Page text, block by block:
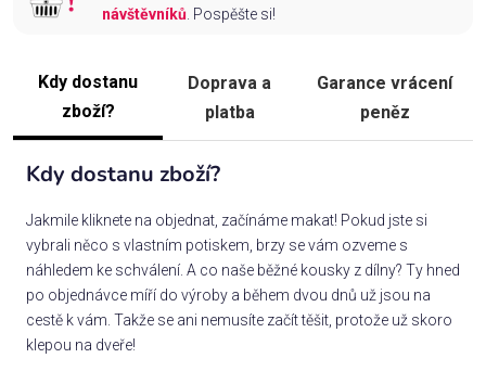
návštěvníků. Pospěšte si!
Kdy dostanu
zboží?
Doprava a
platba
Garance vrácení
peněz
Kdy dostanu zboží?
Jakmile kliknete na objednat, začínáme makat! Pokud jste si
vybrali něco s vlastním potiskem, brzy se vám ozveme s
náhledem ke schválení. A co naše běžné kousky z dílny? Ty hned
po objednávce míří do výroby a během dvou dnů už jsou na
cestě k vám. Takže se ani nemusíte začít těšit, protože už skoro
klepou na dveře!